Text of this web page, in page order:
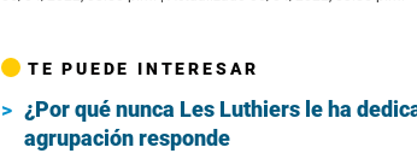
TE PUEDE INTERESAR
¿Por qué nunca Les Luthiers le ha
agrupación responde